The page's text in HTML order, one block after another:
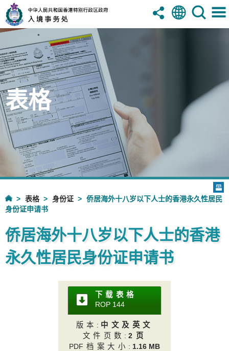
表格
表格 身份证
侨居海外十八岁以下人士的香港永久性居民
身份证申请书
侨居海外十八岁以下人士的香港
永久性居民身份证申请书
下载表格
ROP 144
版本 : 中文及英文
文件页数 :2页
PDF档案大小 : 1.16 MB